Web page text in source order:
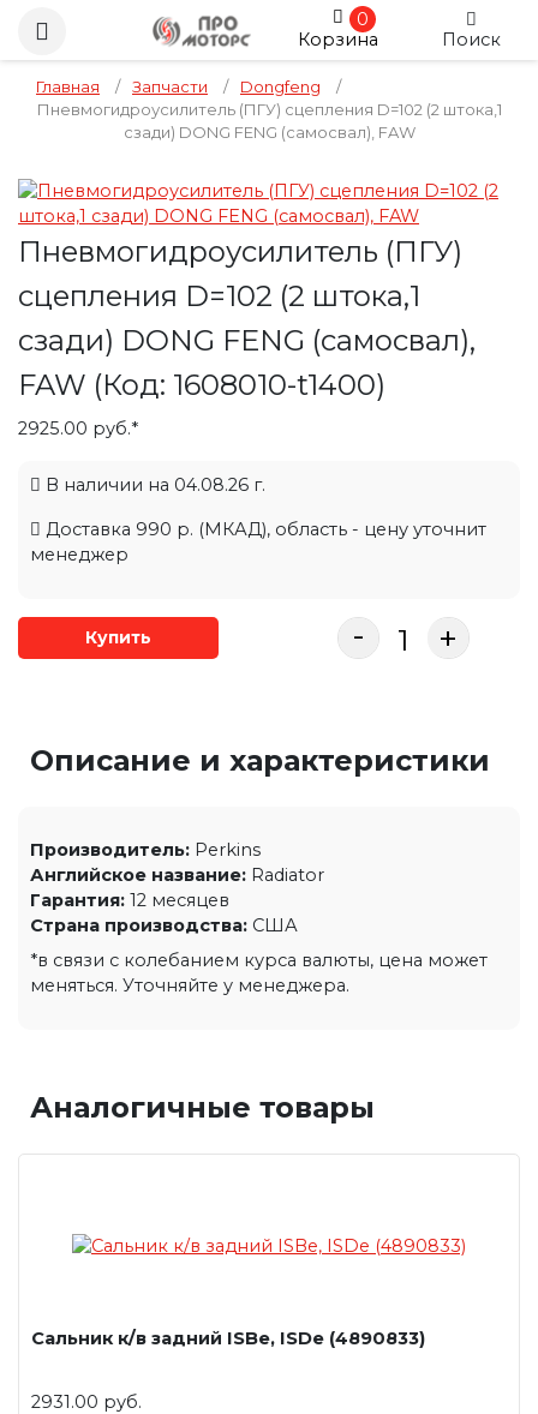
0
Корзина
Поиск
Главная / Запчасти / Dongfeng
/
Пневмогидроусилитель (ПГУ) сцепления D=102 (2 штока,1
сзади) DONG FENG (самосвал), FAW
Пневмогидроусилитель (ПГУ)
сцепления D=102 (2 штока,1
сзади) DONG FENG (самосвал),
FAW (Код: 1608010-t1400)
2925.00 руб.*
В наличии на 04.08.26 г.
Доставка 990 р. (МКАД), область - цену уточнит
менеджер
Купить - +
Описание и характеристики
Производитель: Perkins
Английское название: Radiator
Гарантия: 12 месяцев
Страна производства: США
*в связи с колебанием курса валюты, цена может
меняться. Уточняйте у менеджера.
Аналогичные товары
Сальник к/в задний ISBe, ISDe (4890833)
2931.00 руб.